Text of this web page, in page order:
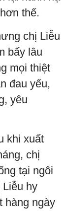
thế.
chị Liễu
bấy lâu
mọi thiệt
đau yếu,
yêu
khi xuất
chị
tại ngôi
Liễu hy
hàng ngày